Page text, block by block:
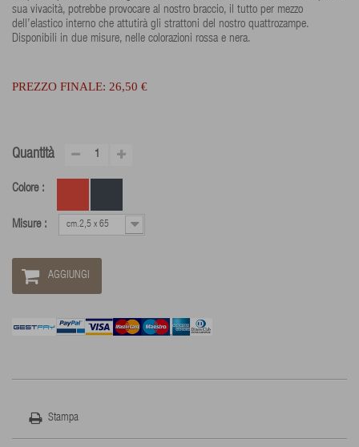
sua vivacità, potrebbe provocare al nostro braccio, il tutto per mezzo
dell’elastico interno che attutirà gli strattoni del nostro quattrozampe.
Disponibili in due misure, nelle colorazioni rossa e nera.
PREZZO FINALE: 26,50 €
Quantità
Colore :
Misure : cm.2,5 x 65
AGGIUNGI
Stampa